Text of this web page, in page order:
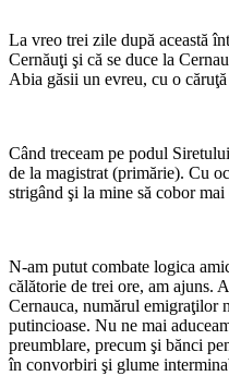
La vreo trei zile după această
Cernăuţi şi că se duce la
Abia găsii un evreu, cu o
Când treceam pe podul
de la magistrat (primărie). Cu
strigând şi la mine să cobor
N-am putut combate logica
călătorie de trei ore, am ajuns.
Cernauca, numărul emigraţilor
putincioase. Nu ne mai
preumblare, precum şi bănci
în convorbiri şi glume